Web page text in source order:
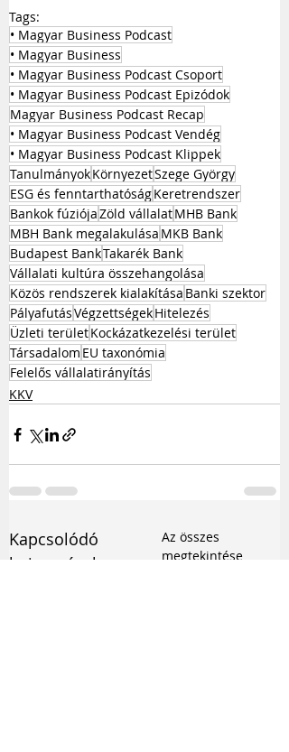
Tags:
• Magyar Business Podcast
• Magyar Business
• Magyar Business Podcast Csoport
• Magyar Business Podcast Epizódok
Magyar Business Podcast Recap
• Magyar Business Podcast Vendég
• Magyar Business Podcast Klippek
TanulmányokKörnyezetSzege György
ESG és fenntarthatóságKeretrendszer
Bankok fúziójaZöld vállalatMHB Bank
MBH Bank megalakulása MKB Bank
Budapest BankTakarék Bank
Vállalati kultúra összehangolása
Közös rendszerek kialakítása Banki szektor
PályafutásVégzettségekHitelezés
Üzleti területKockázatkezelési terület
Társadalom EU taxonómia
Felelős vállalatirányítás
KKV
Kapcsolódó
bejegyzések
Az összes
megtekintése